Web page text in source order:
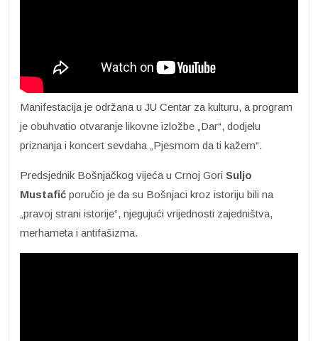
Manifestacija je održana u JU Centar za kulturu, a program
je obuhvatio otvaranje likovne izložbe „Dar“, dodjelu
priznanja i koncert sevdaha „Pjesmom da ti kažem“.
Predsjednik Bošnjačkog vijeća u Crnoj Gori Suljo
Mustafić poručio je da su Bošnjaci kroz istoriju bili na
„pravoj strani istorije“, njegujući vrijednosti zajedništva,
merhameta i antifašizma.